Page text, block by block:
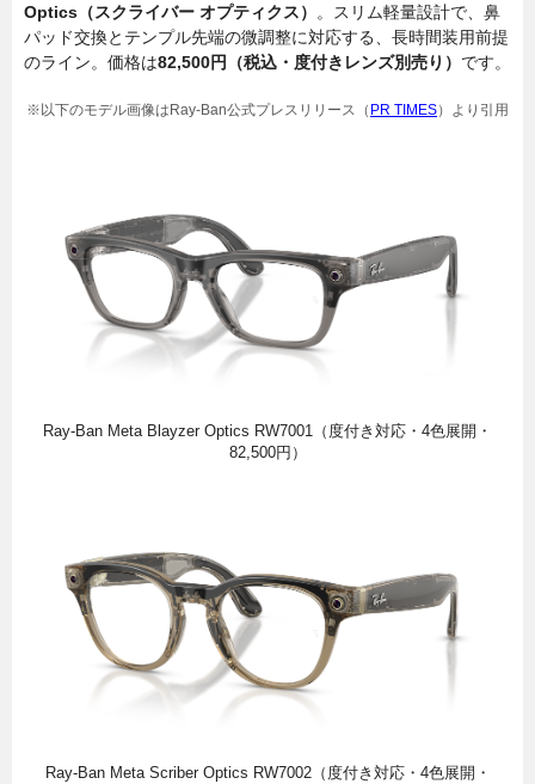
Optics（スクライバー オプティクス） 。スリム軽量設計で、鼻
パッド交換とテンプル先端の微調整に対応する、長時間装用前提
のライン。価格は82,500円（税込・度付きレンズ別売り） です。
※以下のモデル画像はRay-Ban公式プレスリリース（ PR TIMES）より引用
Ray-Ban Meta Blayzer Optics RW7001（度付き対応・4色展開・
82,500円）
Ray-Ban Meta Scriber Optics RW7002（度付き対応・4色展開・